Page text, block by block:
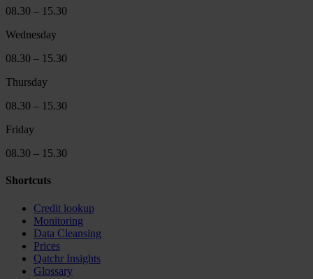
08.30 – 15.30
Wednesday
08.30 – 15.30
Thursday
08.30 – 15.30
Friday
08.30 – 15.30
Shortcuts
Credit lookup
Monitoring
Data Cleansing
Prices
Qatchr Insights
Glossary